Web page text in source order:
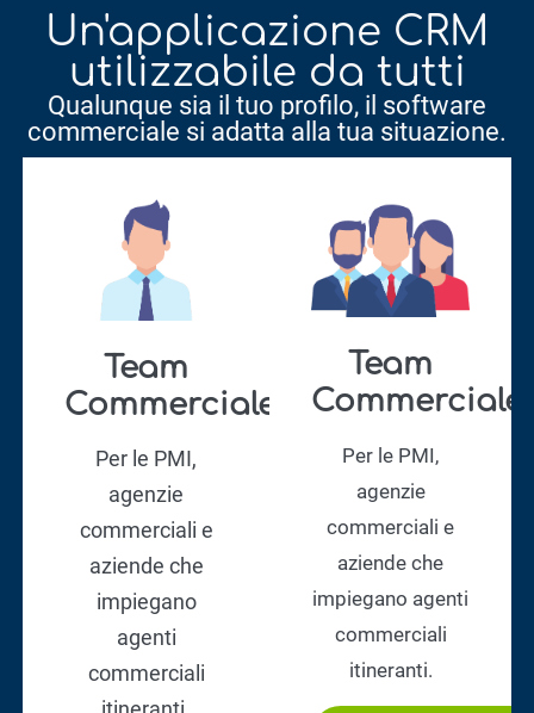
Un'applicazione CRM
utilizzabile da tutti
Qualunque sia il tuo profilo, il software
commerciale si adatta alla tua situazione.
Team
Commerciale
Per le PMI,
agenzie
commerciali e
aziende che
impiegano
agenti
commerciali
Team
Commerciale
Per le PMI,
agenzie
commerciali e
aziende che
impiegano agenti
commerciali
itineranti.